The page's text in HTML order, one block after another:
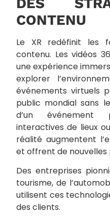
CONTENU
Le XR redéfinit les
contenu. Les vidéos
une expérience
explorer
événements virtuels
public mondial sans
d’un événement
interactives de lieux
réalité augmentent
et offrent de nouvelles
Des entreprises
tourisme, de
utilisent ces
des clients.